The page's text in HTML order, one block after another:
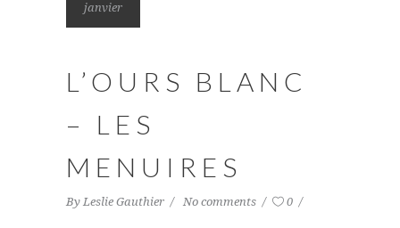
janvier
L’OURS BLANC
– LES
MENUIRES
By Leslie Gauthier No comments 0